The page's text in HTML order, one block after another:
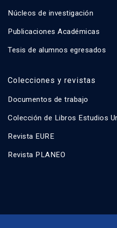
Núcleos de investigación
Publicaciones Académicas
Tesis de alumnos egresados
Colecciones y revistas
Documentos de trabajo
Colección de Libros Estudios
Revista EURE
Revista PLANEO